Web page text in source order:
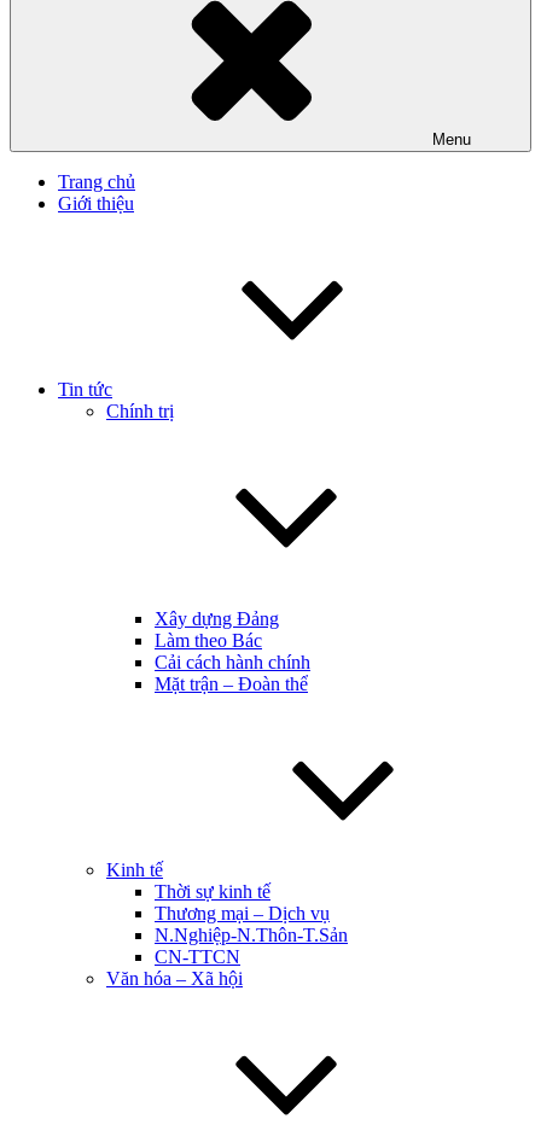
Menu
Trang chủ
Giới thiệu
Tin tức
Chính trị
Xây dựng Đảng
Làm theo Bác
Cải cách hành chính
Mặt trận – Đoàn thể
Kinh tế
Thời sự kinh tế
Thương mại – Dịch vụ
N.Nghiệp-N.Thôn-T.Sản
CN-TTCN
Văn hóa – Xã hội